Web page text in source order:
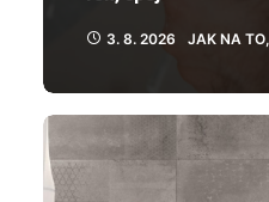
3. 8. 2026 JAK NA TO,